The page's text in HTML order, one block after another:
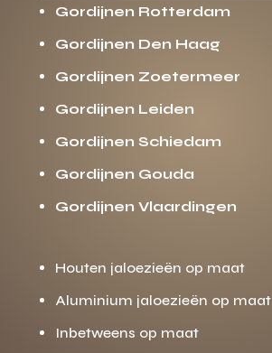
Gordijnen Rotterdam
Gordijnen Den Haag
Gordijnen Zoetermeer
Gordijnen Leiden
Gordijnen Schiedam
Gordijnen Gouda
Gordijnen Vlaardingen
Houten jaloezieën op maat
Aluminium jaloezieën op maat
Inbetweens op maat